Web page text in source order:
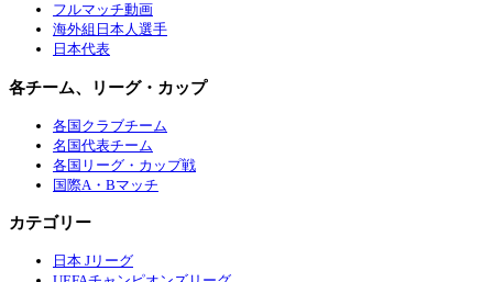
フルマッチ動画
海外組日本人選手
日本代表
各チーム、リーグ・カップ
各国クラブチーム
名国代表チーム
各国リーグ・カップ戦
国際A・Bマッチ
カテゴリー
日本 Jリーグ